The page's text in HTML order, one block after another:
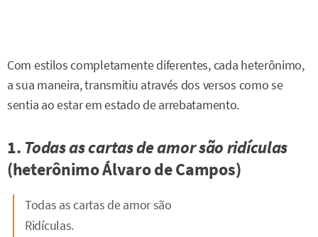
Com estilos completamente diferentes, cada heterônimo,
a sua maneira, transmitiu através dos versos como se
sentia ao estar em estado de arrebatamento.
1. Todas as cartas de amor são ridículas
(heterônimo Álvaro de Campos)
Todas as cartas de amor são
Ridículas.